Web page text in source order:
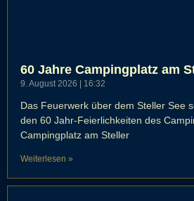
60 Jahre Campingplatz am
9. August 2026 16:32
Das Feuerwerk über dem Steller See
den 60 Jahr-Feierlichkeiten des
Campingplatz am Steller
Weiterlesen »